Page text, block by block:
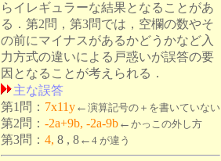
らイレギュラーな結果となることがあ
る．第2問，第3問では，空欄の数やそ
の前にマイナスがあるかどうかなど入
力方式の違いによる戸惑いが誤答の要
因となることが考えられる．
主な誤答
第1問： 7x11y← 演算記号の＋を書いていない
第2問： -2a+9b, -2a-9b← かっこの外し方
第3問： 4, 8 , 8← 4 が違う